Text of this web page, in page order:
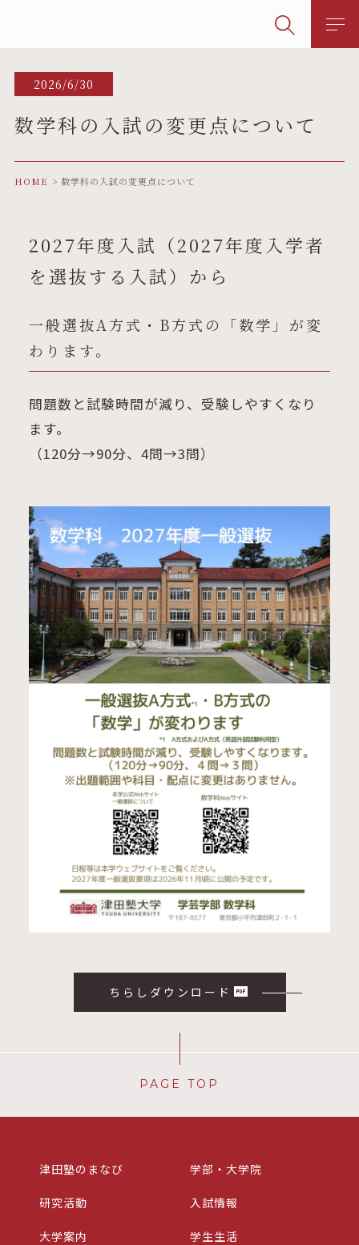
2026/6/30
数学科の入試の変更点について
HOME 数学科の入試の変更点について
2027年度入試（2027年度入学者
を選抜する入試）から
一般選抜A方式・B方式の「数学」が変
わります。
問題数と試験時間が減り、受験しやすくなり
ます。
（120分→90分、4問→3問）
ちらしダウンロード
PAGE TOP
津田塾のまなび 学部・大学院
研究活動 入試情報
大学案内 学生生活